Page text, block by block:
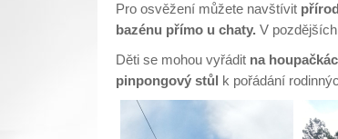
Pro osvěžení můžete navštívit
bazénu přímo u chaty. V
Děti se mohou vyřádit na
pinpongový stůl k pořádání